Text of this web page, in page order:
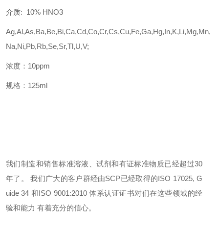
介质: 10% HNO3
Ag,Al,As,Ba,Be,Bi,Ca,Cd,Co,Cr,Cs,Cu,Fe,Ga,Hg,In,K,Li,Mg,Mn,
Na,Ni,Pb,Rb,Se,Sr,Tl,U,V;
浓度： 10ppm
规格： 125ml
我们制造和销售标准溶液、试剂和有证标准物质已经超过30
年了。 我们广大的客户群经由SCP已经取得的ISO 17025, G
uide 34 和ISO 9001:2010 体系认证证书对们在这些领域的经
验和能力 有着充分的信心。